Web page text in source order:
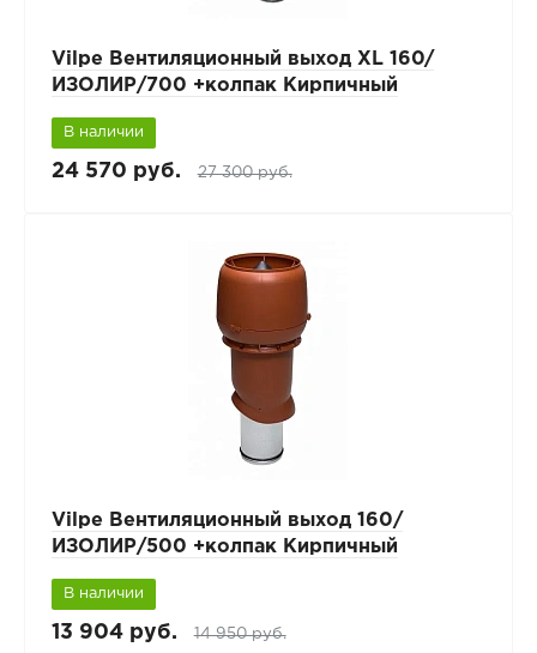
Vilpe Вентиляционный выход XL 160/
ИЗОЛИР/700 +колпак Кирпичный
В наличии
24 570 руб. 27 300 руб.
Vilpe Вентиляционный выход 160/
ИЗОЛИР/500 +колпак Кирпичный
В наличии
13 904 руб. 14 950 руб.